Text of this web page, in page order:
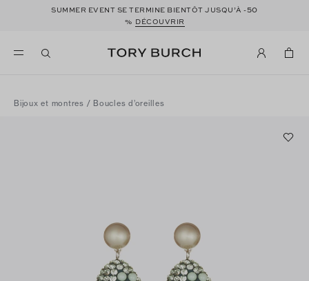
SUMMER EVENT SE TERMINE BIENTÔT JUSQU’À -50
% DÉCOUVRIR
Bijoux et montres / Boucles d’oreilles